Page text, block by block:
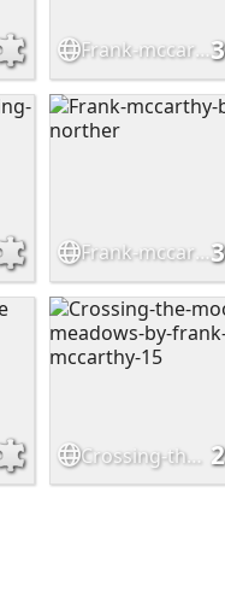
Frank-mccarthy-western-artist-2
Frank-mccarthy-before-norther
Crossing-the-moonlit-meadows-by-frank-mccarthy-15